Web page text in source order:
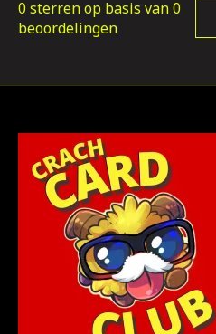
0 sterren op basis van0
beoordelingen